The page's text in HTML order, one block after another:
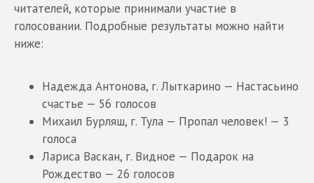
читателей, которые принимали участие в
голосовании. Подробные результаты можно найти
ниже:
Надежда Антонова, г. Лыткарино — Настасьино
счастье — 56 голосов
Михаил Бурляш, г. Тула — Пропал человек! — 3
голоса
Лариса Васкан, г. Видное — Подарок на
Рождество — 26 голосов